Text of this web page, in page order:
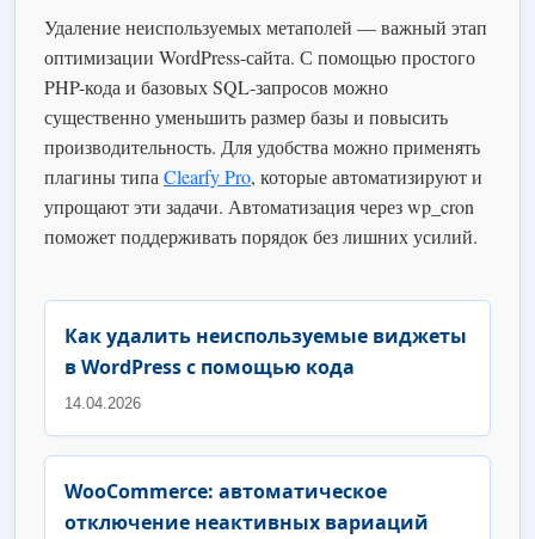
Удаление неиспользуемых метаполей — важный этап
оптимизации WordPress-сайта. С помощью простого
PHP-кода и базовых SQL-запросов можно
существенно уменьшить размер базы и повысить
производительность. Для удобства можно применять
плагины типа Clearfy Pro, которые автоматизируют и
упрощают эти задачи. Автоматизация через wp_cron
поможет поддерживать порядок без лишних усилий.
Как удалить неиспользуемые виджеты
в WordPress с помощью кода
14.04.2026
WooCommerce: автоматическое
отключение неактивных вариаций